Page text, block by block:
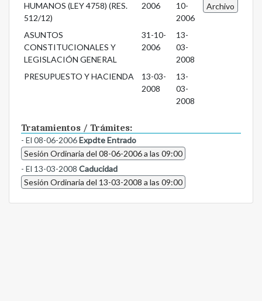
HUMANOS (LEY 4758) (RES.
512/12)
2006
10-
2006
Archivo
ASUNTOS
CONSTITUCIONALES Y
LEGISLACIÓN GENERAL
31-10-
2006
13-
03-
2008
PRESUPUESTO Y HACIENDA
13-03-
2008
13-
03-
2008
Tratamientos / Trámites:
- El 08-06-2006Expdte Entrado
Sesión Ordinaria del 08-06-2006 a las 09:00
- El 13-03-2008 Caducidad
Sesión Ordinaria del 13-03-2008 a las 09:00